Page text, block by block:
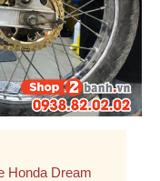
Honda Dream